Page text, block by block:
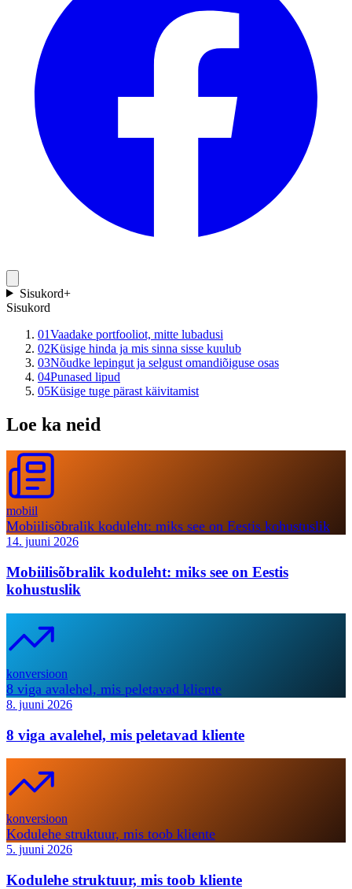
Sisukord+
Sisukord
01Vaadake portfooliot, mitte lubadusi
02Küsige hinda ja mis sinna sisse kuulub
03Nõudke lepingut ja selgust omandiõiguse osas
04Punased lipud
05Küsige tuge pärast käivitamist
Loe ka neid
mobiil
Mobiilisõbralik koduleht: miks see on Eestis kohustuslik
14. juuni 2026
Mobiilisõbralik koduleht: miks see on Eestis
kohustuslik
konversioon
8 viga avalehel, mis peletavad kliente
8. juuni 2026
8 viga avalehel, mis peletavad kliente
konversioon
Kodulehe struktuur, mis toob kliente
5. juuni 2026
Kodulehe struktuur, mis toob kliente